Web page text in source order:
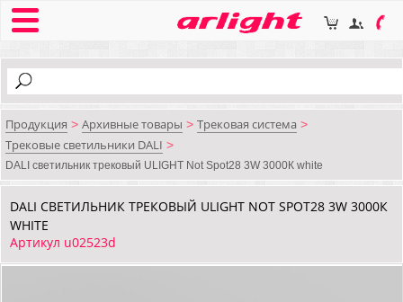
Продукция > Архивные товары > Трековая система >
Трековые светильники DALI >
DALI cветильник трековый ULIGHT Not Spot28 3W 3000К white
DALI CВЕТИЛЬНИК ТРЕКОВЫЙ ULIGHT NOT SPOT28 3W 3000К
WHITE
Артикул u02523d